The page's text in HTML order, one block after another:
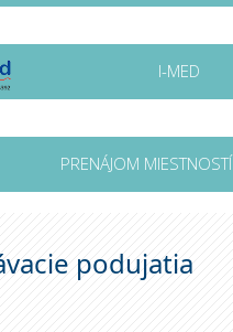
I-MED
PRENÁJOM MIESTNOSTÍ
podujatia